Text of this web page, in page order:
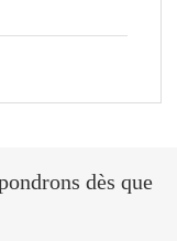
dès que